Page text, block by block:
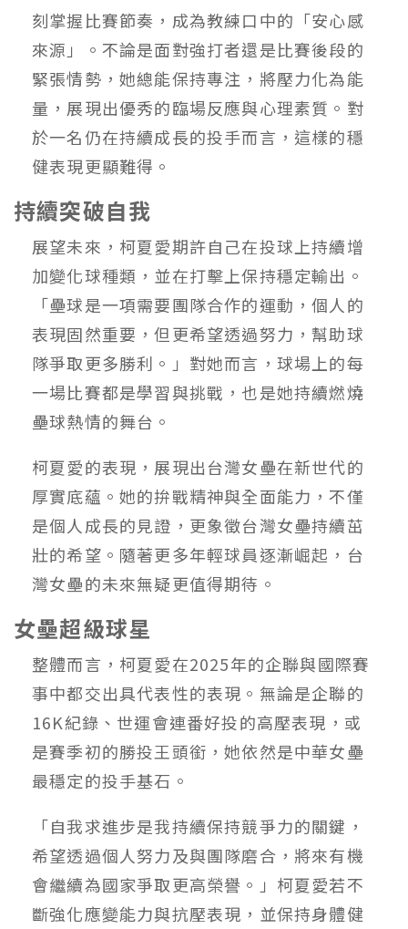
刻掌握比賽節奏，成為教練口中的「安心感
來源」。不論是面對強打者還是比賽後段的
緊張情勢，她總能保持專注，將壓力化為能
量，展現出優秀的臨場反應與心理素質。對
於一名仍在持續成長的投手而言，這樣的穩
健表現更顯難得。
持續突破自我
展望未來，柯夏愛期許自己在投球上持續增
加變化球種類，並在打擊上保持穩定輸出。
「壘球是一項需要團隊合作的運動，個人的
表現固然重要，但更希望透過努力，幫助球
隊爭取更多勝利。」對她而言，球場上的每
一場比賽都是學習與挑戰，也是她持續燃燒
壘球熱情的舞台。
柯夏愛的表現，展現出台灣女壘在新世代的
厚實底蘊。她的拚戰精神與全面能力，不僅
是個人成長的見證，更象徵台灣女壘持續茁
壯的希望。隨著更多年輕球員逐漸崛起，台
灣女壘的未來無疑更值得期待。
女壘超級球星
整體而言，柯夏愛在2025年的企聯與國際賽
事中都交出具代表性的表現。無論是企聯的
16K紀錄、世運會連番好投的高壓表現，或
是賽季初的勝投王頭銜，她依然是中華女壘
最穩定的投手基石。
「自我求進步是我持續保持競爭力的關鍵，
希望透過個人努力及與團隊磨合，將來有機
會繼續為國家爭取更高榮譽。」柯夏愛若不
斷強化應變能力與抗壓表現，並保持身體健